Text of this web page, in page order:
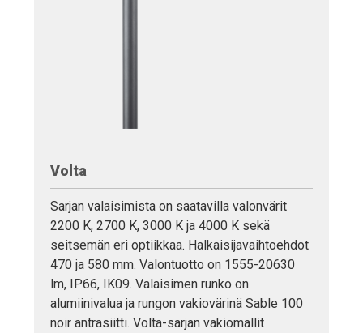
Volta
Sarjan valaisimista on saatavilla valonvärit
2200 K, 2700 K, 3000 K ja 4000 K sekä
seitsemän eri optiikkaa. Halkaisijavaihtoehdot
470 ja 580 mm. Valontuotto on 1555-20630
lm, IP66, IK09. Valaisimen runko on
alumiinivalua ja rungon vakiovärinä Sable 100
noir antrasiitti. Volta-sarjan vakiomallit